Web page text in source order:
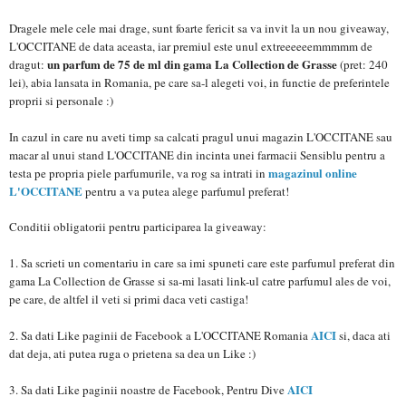
Dragele mele cele mai drage, sunt foarte fericit sa va invit la un nou giveaway,
L'OCCITANE de data aceasta, iar premiul este unul extreeeeeemmmmm de
dragut: un parfum de 75 de ml din gama La Collection de Grasse(pret: 240
lei), abia lansata in Romania, pe care sa-l alegeti voi, in functie de preferintele
proprii si personale :)
In cazul in care nu aveti timp sa calcati pragul unui magazin L'OCCITANE sau
macar al unui stand L'OCCITANE din incinta unei farmacii Sensiblu pentru a
testa pe propria piele parfumurile, va rog sa intrati in magazinul online
L'OCCITANEpentru a va putea alege parfumul preferat!
Conditii obligatorii pentru participarea la giveaway:
1. Sa scrieti un comentariu in care sa imi spuneti care este parfumul preferat din
gama La Collection de Grasse si sa-mi lasati link-ul catre parfumul ales de voi,
pe care, de altfel il veti si primi daca veti castiga!
2. Sa dati Like paginii de Facebook a L'OCCITANE Romania AICIsi, daca ati
dat deja, ati putea ruga o prietena sa dea un Like :)
3. Sa dati Like paginii noastre de Facebook, Pentru Dive AICI